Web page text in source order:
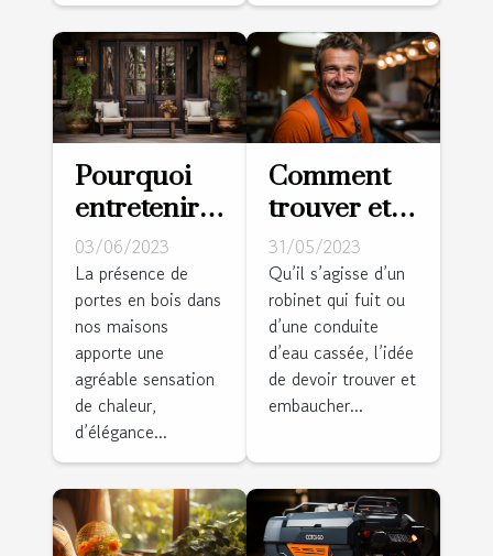
Pourquoi
entretenir
une porte
en bois ?
03/06/2023
La présence de
portes en bois dans
nos maisons
apporte une
agréable sensation
de chaleur,
d’élégance...
Comment
trouver et
embaucher
de bons
plombiers ?
31/05/2023
Qu’il s’agisse d’un
robinet qui fuit ou
d’une conduite
d’eau cassée, l’idée
de devoir trouver et
embaucher...